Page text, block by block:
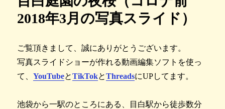
2018年3月の写真スライド）
ご覧頂きまして、誠にありがとうございます。
写真スライドショーが作れる動画編集ソフトを使っ
て、YouTubeとTikTokとThreadsにUPしてます。
池袋から一駅のところにある、目白駅から徒歩数分